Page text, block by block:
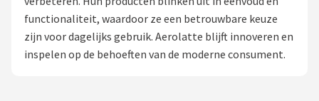
Juicers
Shop
functionaliteit, waardoor ze een betrouwbare keuze
zijn voor dagelijks gebruik. Aerolatte blijft innoveren en
inspelen op de behoeften van de moderne consument.